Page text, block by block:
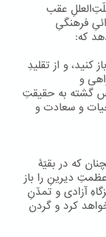
عقب
فرهنگیِ
که:
و از تقلیدِ
و
گشته به حقیقتِ
و سعادت و
که در بقیّۀ
دیرینِ را باز
آزادی و تمدّنِ
کرد و گردن